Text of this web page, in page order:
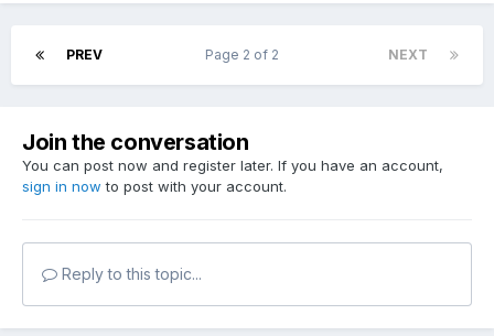
PREV NEXT
Page 2 of 2
Join the conversation
You can post now and register later. If you have an account,
sign in now to post with your account.
Reply to this topic...